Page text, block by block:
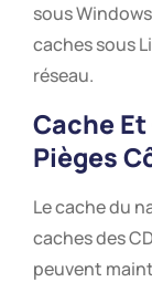
sous
caches sous
réseau.
Cache
Pièges
Le cache du
caches des
peuvent